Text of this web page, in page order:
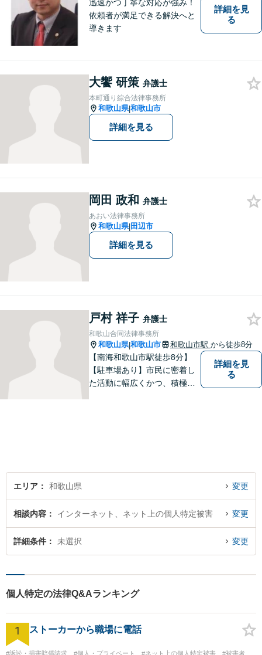
迅速かつ丁寧な対応が強み！
依頼者が満足できる解決へと
導きます
詳細を見
る
大饗 研策 弁護士
本町通り綜合法律事務所
和歌山県|和歌山市
詳細を見る
岡田 政和 弁護士
あおい法律事務所
和歌山県|田辺市
詳細を見る
戸村 祥子 弁護士
和歌山合同法律事務所
和歌山県|和歌山市 和歌山市駅 から徒歩8分
【南海和歌山市駅徒歩8分】
【駐車場あり】市民に密着し
た活動に幅広くかつ、積極的
ください。
詳細を見
る
エリア 和歌山県 変更
相談内容 インターネット、ネット上の個人特定被害 変更
詳細条件 未選択 変更
個人特定の法律Q&Aランキング
1 ストーカーから職場に電話
#訴訟・損害賠償請求 #個人・プライベート #ネット上の個人特定被害 #被害者